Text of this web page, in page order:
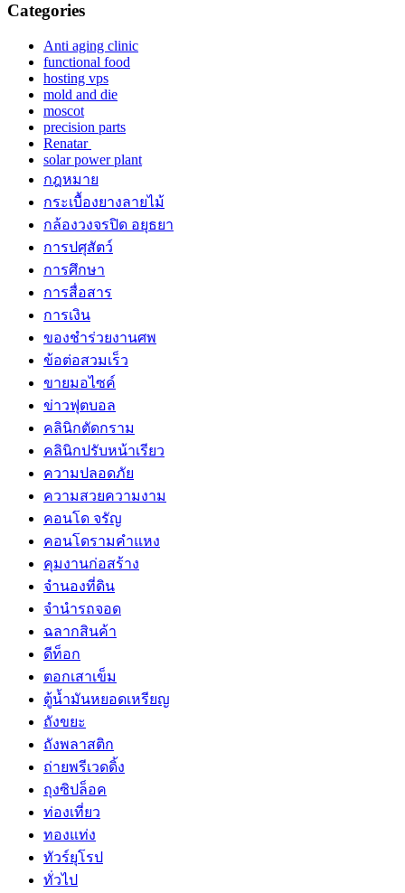
Categories
Anti aging clinic
functional food
hosting vps
mold and die
moscot
precision parts
Renatar
solar power plant
กฎหมาย
กระเบื้องยางลายไม้
กล้องวงจรปิด อยุธยา
การปศุสัตว์
การศึกษา
การสื่อสาร
การเงิน
ของชำร่วยงานศพ
ข้อต่อสวมเร็ว
ขายมอไซค์
ข่าวฟุตบอล
คลินิกตัดกราม
คลินิกปรับหน้าเรียว
ความปลอดภัย
ความสวยความงาม
คอนโด จรัญ
คอนโดรามคำแหง
คุมงานก่อสร้าง
จำนองที่ดิน
จำนำรถจอด
ฉลากสินค้า
ดีท็อก
ตอกเสาเข็ม
ตู้น้ำมันหยอดเหรียญ
ถังขยะ
ถังพลาสติก
ถ่ายพรีเวดดิ้ง
ถุงซิปล็อค
ท่องเที่ยว
ทองแท่ง
ทัวร์ยุโรป
ทั่วไป